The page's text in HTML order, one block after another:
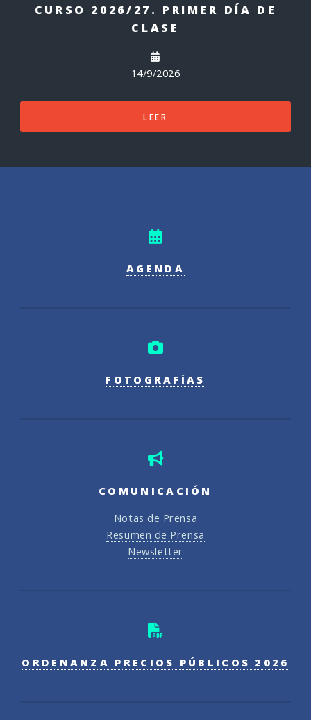
CURSO 2026/27. PRIMER DÍA DE
CLASE
14/9/2026
LEER
AGENDA
FOTOGRAFÍAS
COMUNICACIÓN
Notas de Prensa
Resumen de Prensa
Newsletter
ORDENANZA PRECIOS PÚBLICOS 2026